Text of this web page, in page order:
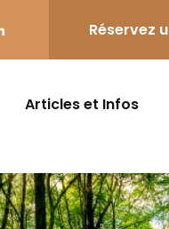
Réservez
Articles et Infos